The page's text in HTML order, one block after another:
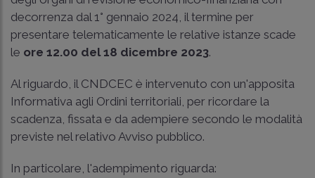
decorrenza dal 1° gennaio 2024, il termine per
presentare telematicamente le relative istanze scade
le ore 12.00 del 18 dicembre 2023.
Al riguardo, il CNDCEC è intervenuto con un'apposita
Informativa agli Ordini territoriali, per ricordare la
scadenza, fissata e da adempiere secondo le modalità
previste nel relativo Avviso pubblico.
In particolare, l'adempimento riguarda: